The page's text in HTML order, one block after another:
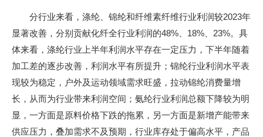
分行业来看，涤纶、锦纶和纤维素纤维行业利润较2023年
显著改善，分别贡献化纤全行业利润的48%、18%、23%。具
体来看，涤纶行业上半年利润水平存在一定压力，下半年随着
加工差的逐步改善，利润水平有所提升；锦纶行业利润水平表
现较为稳定，户外及运动领域需求旺盛，拉动锦纶消费量增
长，从而为行业带来利润空间；氨纶行业利润总额下降较为明
显，一方面是原料价格下跌的拖累，另一方面是新增产能带来
供应压力，叠加需求不及预期，行业库存处于偏高水平，产品